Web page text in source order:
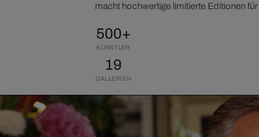
macht hochwertige limitierte Editionen
500+
KÜNSTLER
19
GALLERIEN